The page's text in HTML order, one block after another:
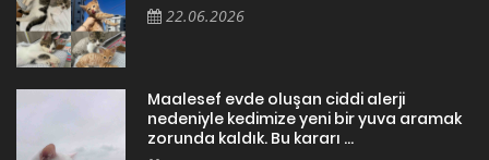
22.06.2026
Maalesef evde oluşan ciddi alerji
nedeniyle kedimize yeni bir yuva aramak
zorunda kaldık. Bu kararı ...